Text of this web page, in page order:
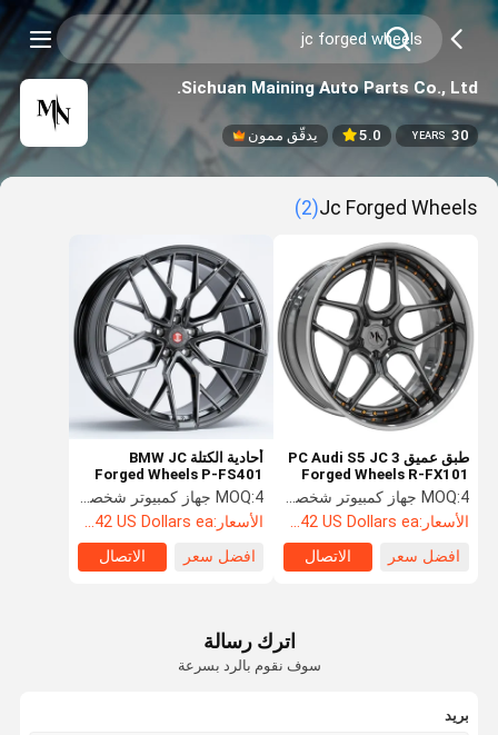
Sichuan Maining Auto Parts Co., Ltd.
30
YEARS
5.0 يدقّق ممون
Jc Forged Wheels
(2)
أحادية الكتلة BMW JC
Forged Wheels P-FS401
MOQ:4 جهاز كمبيوتر شخصى
الأسعار:Starting at $242 US Dollars ea
افضل سعر
الاتصال
طبق عميق 3 PC Audi S5 JC
Forged Wheels R-FX101
Deep Dish Lightweight
MOQ:4 جهاز كمبيوتر شخصى
الأسعار:Starting at $242 US Dollars ea
افضل سعر
الاتصال
اترك رسالة
سوف نقوم بالرد بسرعة
بريد